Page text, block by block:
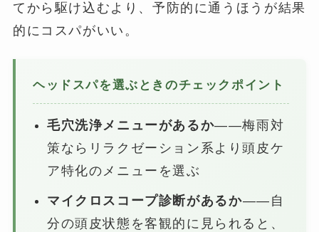
てから駆け込むより、予防的に通うほうが結果
的にコスパがいい。
ヘッドスパを選ぶときのチェックポイント
毛穴洗浄メニューがあるか——梅雨対
策ならリラクゼーション系より頭皮ケ
ア特化のメニューを選ぶ
マイクロスコープ診断があるか——自
分の頭皮状態を客観的に見られると、